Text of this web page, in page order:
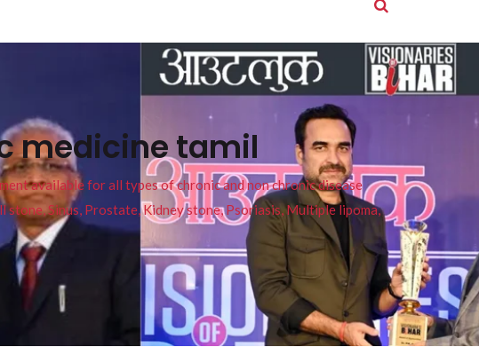
medicine tamil
available for all types of chronic and non chronic disease
stone, Sinus, Prostate, Kidney stone, Psoriasis, Multiple lipoma,